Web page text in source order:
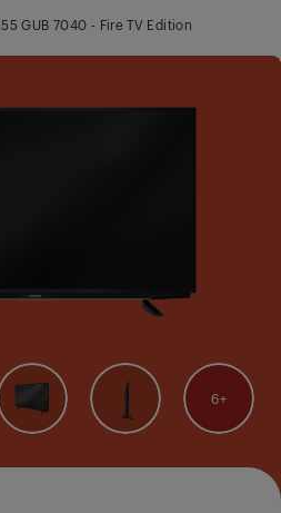
55 GUB 7040 - Fire TV Edition
6